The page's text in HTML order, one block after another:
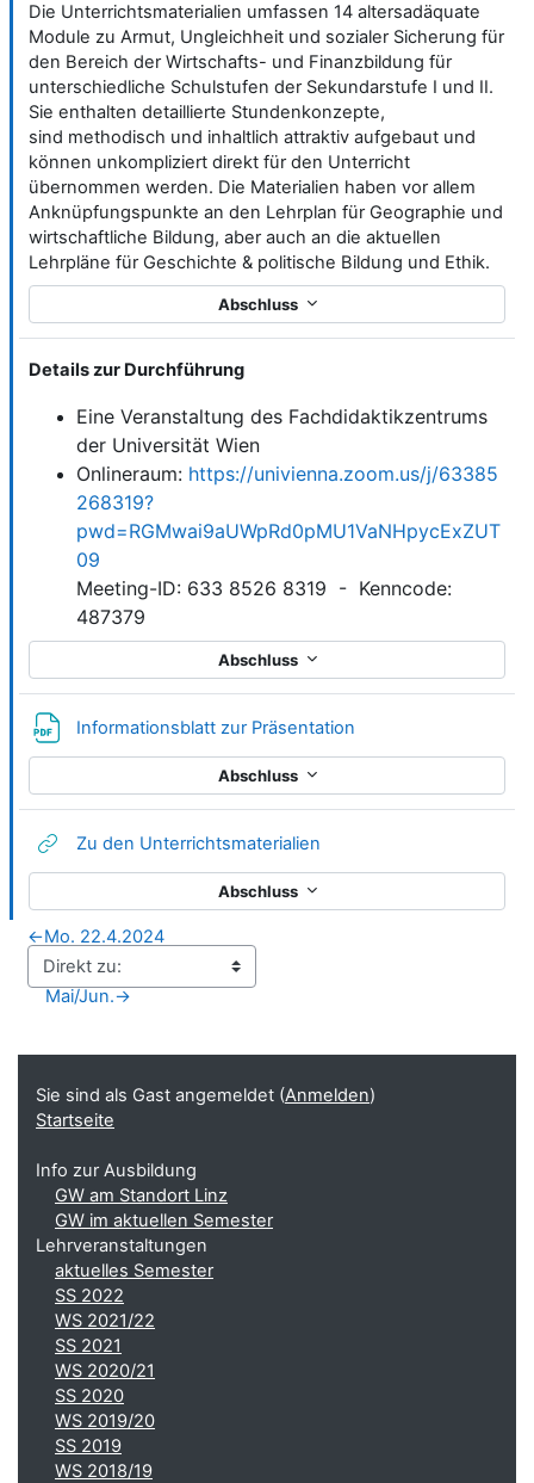
Abschluss
Die Unterrichtsmaterialien umfassen 14 altersadäquate
Module zu Armut, Ungleichheit und sozialer Sicherung für
den Bereich der Wirtschafts- und Finanzbildung für
unterschiedliche Schulstufen der Sekundarstufe I und II.
Sie enthalten detaillierte Stundenkonzepte,
sind methodisch und inhaltlich attraktiv aufgebaut und
können unkompliziert direkt für den Unterricht
übernommen werden. Die Materialien haben vor allem
Anknüpfungspunkte an den Lehrplan für Geographie und
wirtschaftliche Bildung, aber auch an die aktuellen
Lehrpläne für Geschichte & politische Bildung und Ethik.
Abschluss
Details zur Durchführung
Eine Veranstaltung des Fachdidaktikzentrums
der Universität Wien
Onlineraum: https://univienna.zoom.us/j/63385
268319?
pwd=RGMwai9aUWpRd0pMU1VaNHpycExZUT
09
Meeting-ID: 633 8526 8319 - Kenncode:
487379
Informationsblatt zur Präsentation
Abschluss
Zu den Unterrichtsmaterialien
Abschluss
←Mo. 22.4.2024
→
Mai/Jun.
Ergänzungsblöcke
Sie sind als Gast angemeldet (Anmelden)
Startseite
Info zur Ausbildung
GW am Standort Linz
GW im aktuellen Semester
Lehrveranstaltungen
aktuelles Semester
SS 2022
WS 2021/22
SS 2021
WS 2020/21
SS 2020
WS 2019/20
SS 2019
WS 2018/19